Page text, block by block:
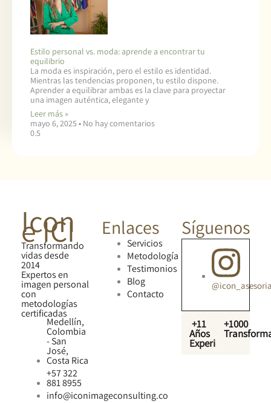
Estilo personal vs. moda: aprende a encontrar tu
equilibrio
La moda es inspiración, pero el estilo es identidad.
Mientras las tendencias proponen, tu estilo dispone.
Aprender a equilibrar ambas es la clave para proyectar
una imagen auténtica, elegante y
Leer más »
mayo 6, 2025
No hay comentarios
Icon
e ICI
Transformando
vidas desde
2014
Expertos en
imagen personal
con
metodologías
certificadas
Medellín,
Colombia
- San
José,
Costa Rica
+57 322
881 8955
info@iconimageconsulting.co
Enlaces
Servicios
Metodología
Testimonios
Blog
Contacto
Síguenos
+11
Años
Experiencia
+1000